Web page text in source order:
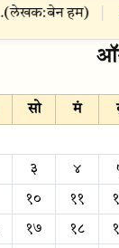
लेखक:बेन हम)
सो मं
३ ४
१० ११
१७ १८